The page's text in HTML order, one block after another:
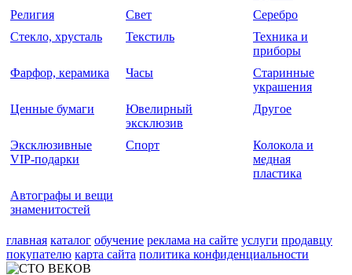
Религия
Свет
Серебро
Стекло, хрусталь
Текстиль
Техника и
приборы
Фарфор, керамика
Часы
Старинные
украшения
Ценные бумаги
Ювелирный
эксклюзив
Другое
Эксклюзивные
VIP-подарки
Спорт
Колокола и
медная
пластика
Автографы и вещи
знаменитостей
главная каталог обучение реклама на сайте услуги продавцу
покупателю карта сайта политика конфиденциальности